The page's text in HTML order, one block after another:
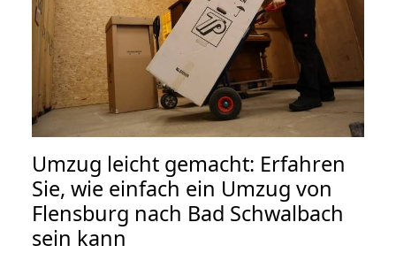
Umzug leicht gemacht: Erfahren
Sie, wie einfach ein Umzug von
Flensburg nach Bad Schwalbach
sein kann